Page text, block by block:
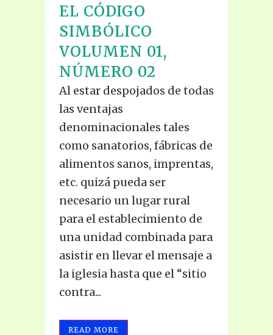
EL CÓDIGO
SIMBÓLICO
VOLUMEN 01,
NÚMERO 02
Al estar despojados de todas
las ventajas
denominacionales tales
como sanatorios, fábricas de
alimentos sanos, imprentas,
etc. quizá pueda ser
necesario un lugar rural
para el establecimiento de
una unidad combinada para
asistir en llevar el mensaje a
la iglesia hasta que el “sitio
contra...
READ MORE